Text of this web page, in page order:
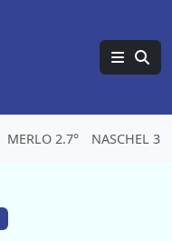
MERLO 2.7° NASCHEL